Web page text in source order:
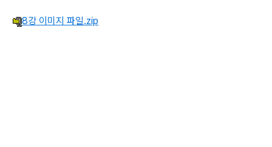
8강 이미지 파일.zip